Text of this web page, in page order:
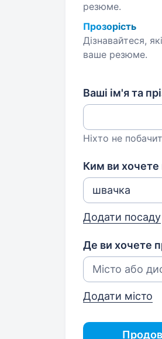
резюме.
Прозорість
Дізнавайтеся,
ваше резюме.
Ваші ім'я та
Ніхто не
Ким ви
Додати посаду
Де ви хочете
Додати місто